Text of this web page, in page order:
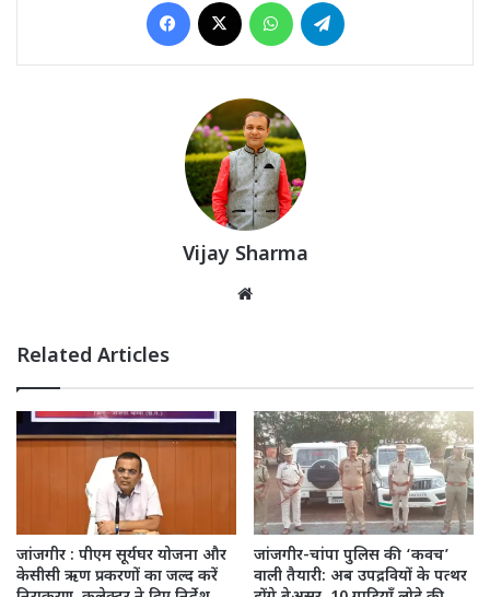
Vijay Sharma
Related Articles
जांजगीर : पीएम सूर्यघर योजना और
केसीसी ऋण प्रकरणों का जल्द करें
जांजगीर-चांपा पुलिस की ‘कवच’
वाली तैयारी: अब उपद्रवियों के पत्थर